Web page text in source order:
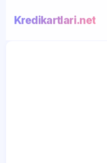
Kredikartlari.net